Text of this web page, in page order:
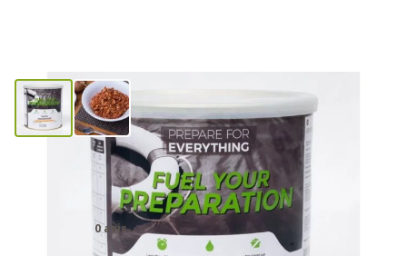
Rations de nourriture d’urgence –
Pâtes à la bolognaise
0 avis